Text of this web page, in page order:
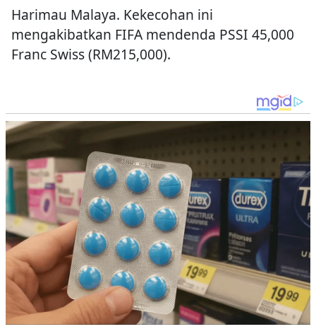
Harimau Malaya. Kekecohan ini
mengakibatkan FIFA mendenda PSSI 45,000
Franc Swiss (RM215,000).